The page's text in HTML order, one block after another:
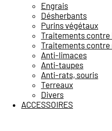
Engrais
Désherbants
Purins végétaux
Traitements contre
Traitements contre
Anti-limaces
Anti-taupes
Anti-rats, souris
Terreaux
Divers
ACCESSOIRES